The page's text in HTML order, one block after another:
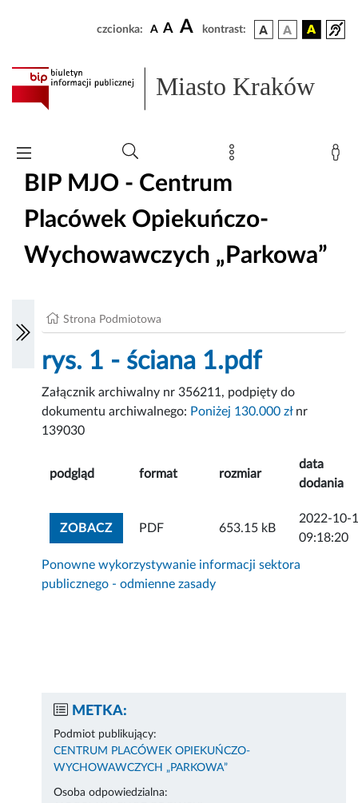
czcionka: A A A kontrast:
Miasto Kraków
BIP MJO - Centrum
Placówek Opiekuńczo-
Wychowawczych „Parkowa”
Strona Podmiotowa
rys. 1 - ściana 1.pdf
Załącznik archiwalny nr 356211, podpięty do
dokumentu archiwalnego: Poniżej 130.000 złnr
139030
podgląd format rozmiar
data
dodania
ZOBACZZOBACZ ZAŁĄCZNIK
PDF 653.15 kB
2022-10-
09:18:20
Ponowne wykorzystywanie informacji sektora
publicznego - odmienne zasady
METKA:
Podmiot publikujący:
CENTRUM PLACÓWEK OPIEKUŃCZO-
WYCHOWAWCZYCH „PARKOWA”
Osoba odpowiedzialna: